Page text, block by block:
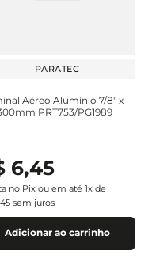
PARATEC
Aéreo Alumínio 7/8" x
PRT753/PG1989
6,45
no Pix ou em até 1x de
45 sem juros
Adicionar ao carrinho